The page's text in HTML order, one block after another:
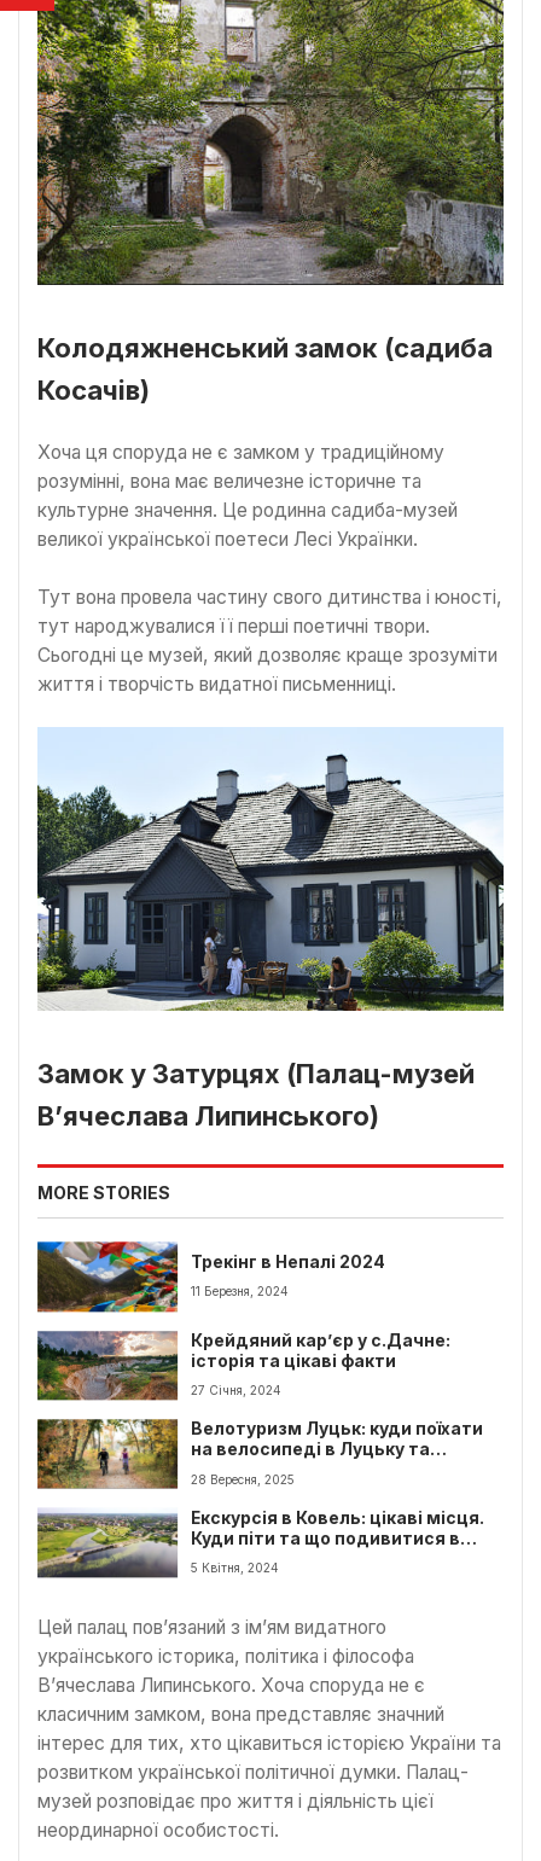
Колодяжненський замок (садиба
Косачів)
Хоча ця споруда не є замком у традиційному
розумінні, вона має величезне історичне та
культурне значення. Це родинна садиба-музей
великої української поетеси Лесі Українки.
Тут вона провела частину свого дитинства і юності,
тут народжувалися її перші поетичні твори.
Сьогодні це музей, який дозволяє краще зрозуміти
життя і творчість видатної письменниці.
Замок у Затурцях (Палац-музей
В’ячеслава Липинського)
MORE STORIES
Трекінг в Непалі 2024
11 Березня, 2024
Крейдяний кар’єр у с.Дачне:
історія та цікаві факти
27 Січня, 2024
Велотуризм Луцьк: куди поїхати
на велосипеді в Луцьку та
області?
28 Вересня, 2025
Екскурсія в Ковель: цікаві місця.
Куди піти та що подивитися в
Ковелі?
5 Квітня, 2024
Цей палац пов’язаний з ім’ям видатного
українського історика, політика і філософа
В’ячеслава Липинського. Хоча споруда не є
класичним замком, вона представляє значний
інтерес для тих, хто цікавиться історією України та
розвитком української політичної думки. Палац-
музей розповідає про життя і діяльність цієї
неординарної особистості.